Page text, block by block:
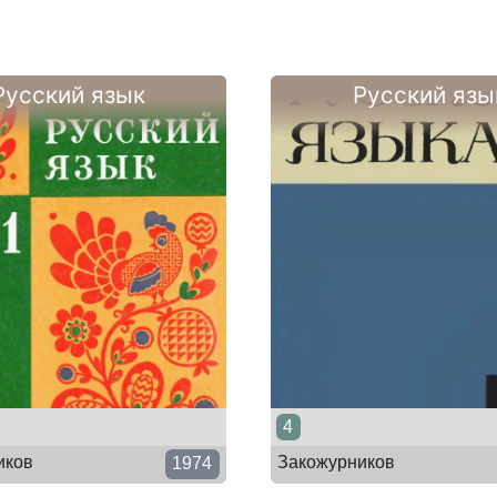
язык
1974
Русский
4
Закожурников